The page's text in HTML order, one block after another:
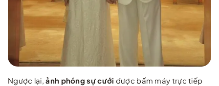
Ngược lại, ảnh phóng sự cưới được bấm máy trực tiếp